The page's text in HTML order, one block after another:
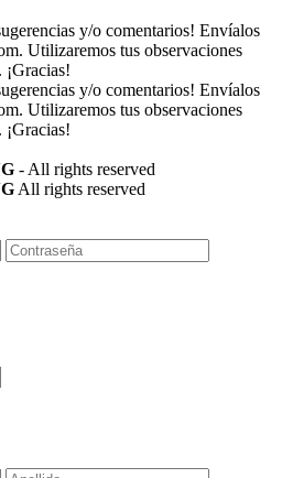
y/o comentarios! Envíalos
. Utilizaremos tus observaciones
y/o comentarios! Envíalos
. Utilizaremos tus observaciones
- All rights reserved
All rights reserved